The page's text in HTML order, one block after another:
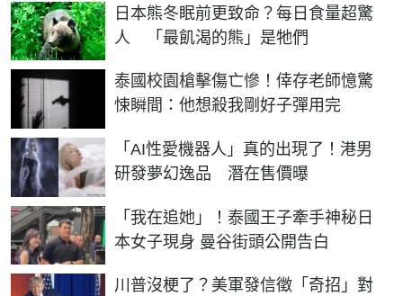
日本熊冬眠前更致命？每日食量超驚
人 「最飢渴的熊」是牠們
泰國校園槍擊傷亡慘！倖存老師憶驚
悚瞬間：他想殺我剛好子彈用完
「AI性愛機器人」真的出現了！港男
研發夢幻逸品 潛在售價曝
「我在追她」！泰國王子牽手神秘日
本女子現身 曼谷街頭公開告白
川普沒梗了？美軍發信徵「奇招」對